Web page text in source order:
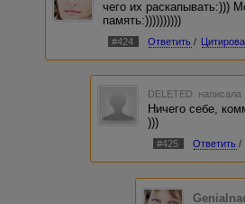
чего их раскапывать:)))
память:))))))))))
#424 Ответить /
DELETED
Ничего себе,
)))
#425 Ответить /